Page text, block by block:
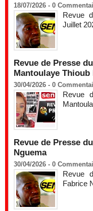
18/07/2026 - 0
Revue
Juillet
Revue de Presse
Mantoulaye Thioub
30/04/2026 - 0
Revue
Revue de Presse
Nguema
30/04/2026 - 0
Revue
Fabrice